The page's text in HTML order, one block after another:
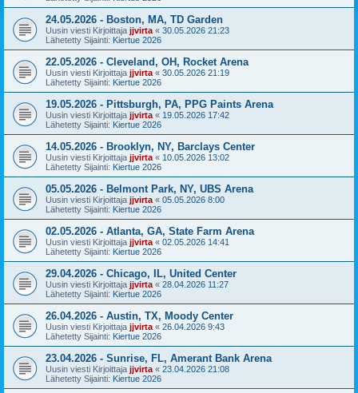
24.05.2026 - Boston, MA, TD Garden
Uusin viesti Kirjoittaja jjvirta « 30.05.2026 21:23
Lähetetty Sijainti: Kiertue 2026
22.05.2026 - Cleveland, OH, Rocket Arena
Uusin viesti Kirjoittaja jjvirta « 30.05.2026 21:19
Lähetetty Sijainti: Kiertue 2026
19.05.2026 - Pittsburgh, PA, PPG Paints Arena
Uusin viesti Kirjoittaja jjvirta « 19.05.2026 17:42
Lähetetty Sijainti: Kiertue 2026
14.05.2026 - Brooklyn, NY, Barclays Center
Uusin viesti Kirjoittaja jjvirta « 10.05.2026 13:02
Lähetetty Sijainti: Kiertue 2026
05.05.2026 - Belmont Park, NY, UBS Arena
Uusin viesti Kirjoittaja jjvirta « 05.05.2026 8:00
Lähetetty Sijainti: Kiertue 2026
02.05.2026 - Atlanta, GA, State Farm Arena
Uusin viesti Kirjoittaja jjvirta « 02.05.2026 14:41
Lähetetty Sijainti: Kiertue 2026
29.04.2026 - Chicago, IL, United Center
Uusin viesti Kirjoittaja jjvirta « 28.04.2026 11:27
Lähetetty Sijainti: Kiertue 2026
26.04.2026 - Austin, TX, Moody Center
Uusin viesti Kirjoittaja jjvirta « 26.04.2026 9:43
Lähetetty Sijainti: Kiertue 2026
23.04.2026 - Sunrise, FL, Amerant Bank Arena
Uusin viesti Kirjoittaja jjvirta « 23.04.2026 21:08
Lähetetty Sijainti: Kiertue 2026